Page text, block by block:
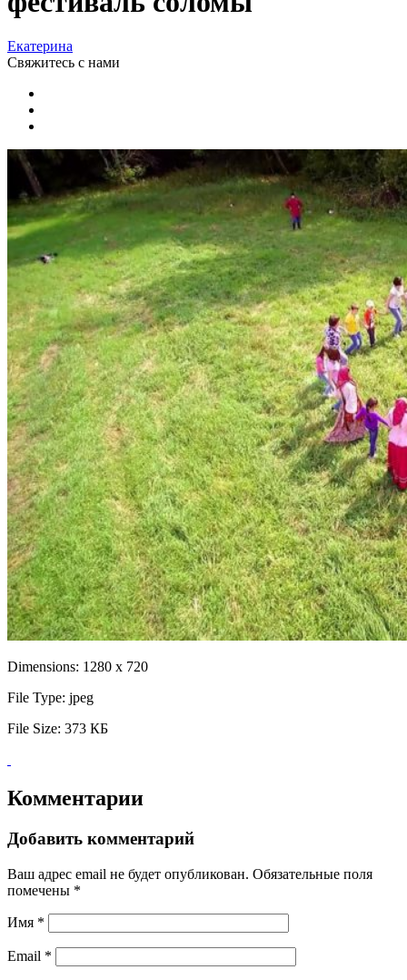
Екатерина
Свяжитесь с нами
Dimensions: 1280 x 720
File Type: jpeg
File Size: 373 КБ
Комментарии
Добавить комментарий
Ваш адрес email не будет опубликован. Обязательные поля
помечены *
Имя *
Email *